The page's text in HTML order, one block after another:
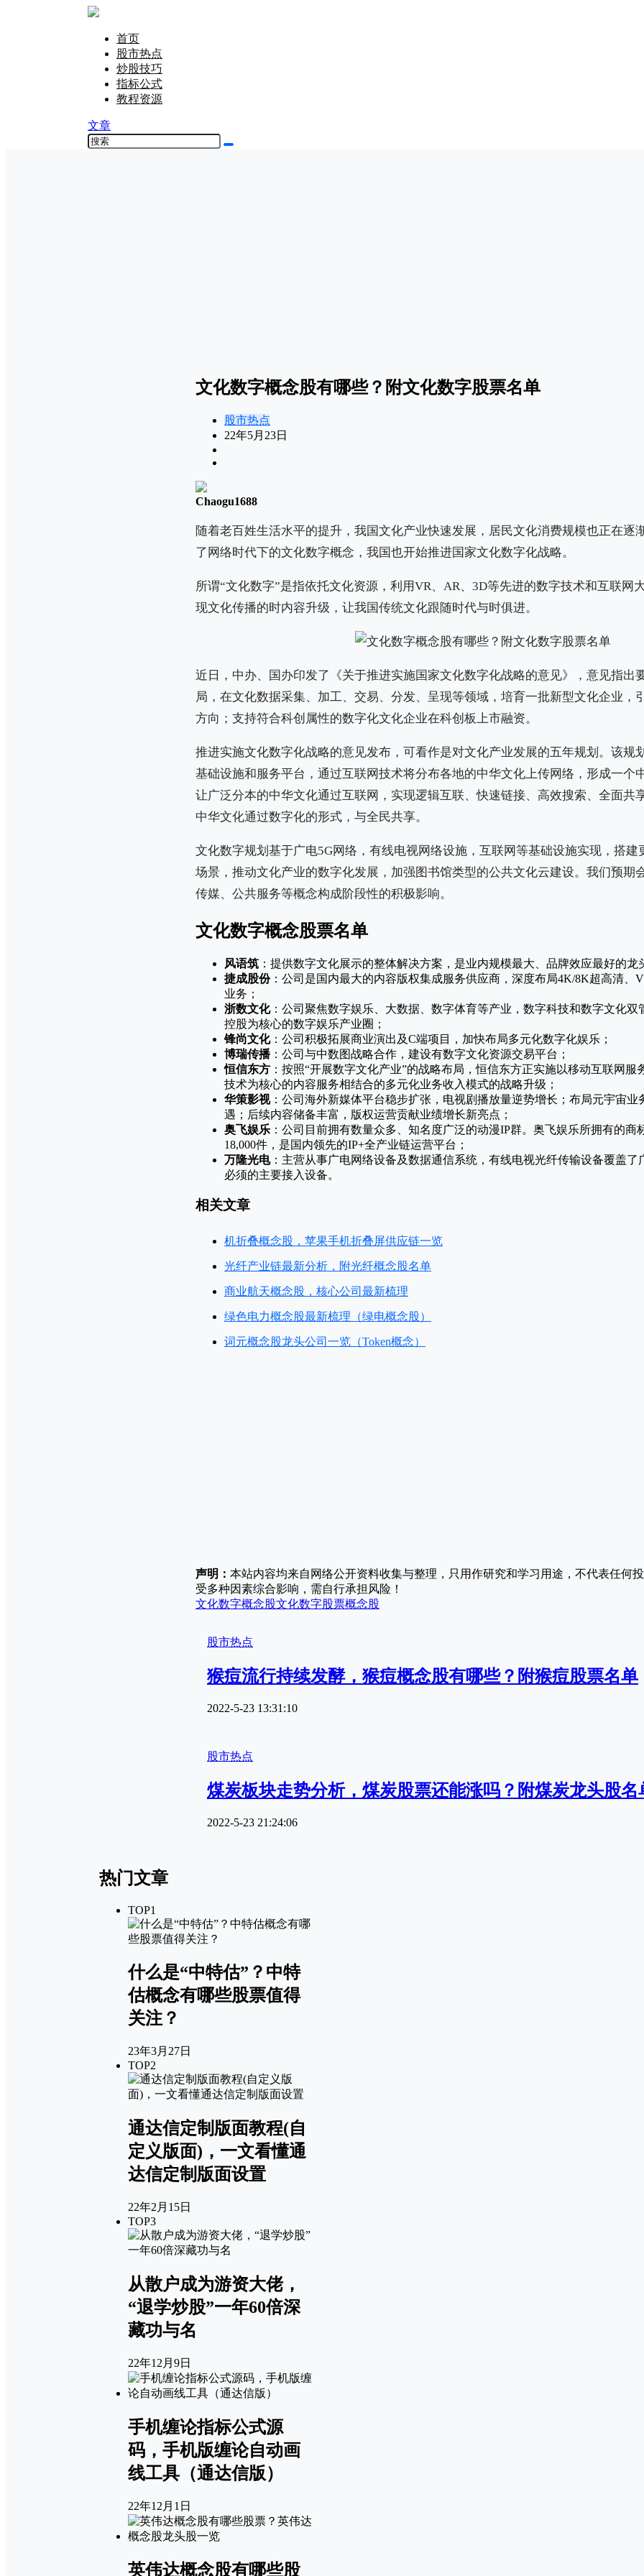
首页
股市热点
炒股技巧
指标公式
教程资源
文章
文化数字概念股有哪些？附文化数字股票名单
股市热点
22年5月23日
Chaogu1688
随着老百姓生活水平的提升，我国文化产业快速发展，居民文化消费规模也正在逐
了网络时代下的文化数字概念，我国也开始推进国家文化数字化战略。
所谓“文化数字”是指依托文化资源，利用VR、AR、3D等先进的数字技术和互联网
现文化传播的时内容升级，让我国传统文化跟随时代与时俱进。
近日，中办、国办印发了《关于推进实施国家文化数字化战略的意见》，意见指出
局，在文化数据采集、加工、交易、分发、呈现等领域，培育一批新型文化企业，
方向；支持符合科创属性的数字化文化企业在科创板上市融资。
推进实施文化数字化战略的意见发布，可看作是对文化产业发展的五年规划。该规
基础设施和服务平台，通过互联网技术将分布各地的中华文化上传网络，形成一个
让广泛分本的中华文化通过互联网，实现逻辑互联、快速链接、高效搜索、全面共
中华文化通过数字化的形式，与全民共享。
文化数字规划基于广电5G网络，有线电视网络设施，互联网等基础设施实现，搭建
场景，推动文化产业的数字化发展，加强图书馆类型的公共文化云建设。我们预期
传媒、公共服务等概念构成阶段性的积极影响。
文化数字概念股票名单
风语筑 ：提供数字文化展示的整体解决方案，是业内规模最大、品牌效应最好的龙
捷成股份：公司是国内最大的内容版权集成服务供应商，深度布局4K/8K超高清、
业务；
浙数文化：公司聚焦数字娱乐、大数据、数字体育等产业，数字科技和数字文化双
控股为核心的数字娱乐产业圈；
锋尚文化：公司积极拓展商业演出及C端项目，加快布局多元化数字化娱乐；
博瑞传播：公司与中数图战略合作，建设有数字文化资源交易平台；
恒信东方 ：按照“开展数字文化产业”的战略布局，恒信东方正实施以移动互联网服
技术为核心的内容服务相结合的多元化业务收入模式的战略升级；
华策影视：公司海外新媒体平台稳步扩张，电视剧播放量逆势增长；布局元宇宙业
遇；后续内容储备丰富，版权运营贡献业绩增长新亮点；
奥飞娱乐 ：公司目前拥有数量众多、知名度广泛的动漫IP群。奥飞娱乐所拥有的商
18,000件，是国内领先的IP+全产业链运营平台；
万隆光电：主营从事广电网络设备及数据通信系统，有线电视光纤传输设备覆盖了
必须的主要接入设备。
相关文章
机折叠概念股，苹果手机折叠屏供应链一览
光纤产业链最新分析，附光纤概念股名单
商业航天概念股，核心公司最新梳理
绿色电力概念股最新梳理（绿电概念股）
词元概念股龙头公司一览（Token概念）
声明： 本站内容均来自网络公开资料收集与整理，只用作研究和学习用途，不代表任何
受多种因素综合影响，需自行承担风险！
文化数字概念股文化数字股票概念股
股市热点
猴痘流行持续发酵，猴痘概念股有哪些？附猴痘股票名单
2022-5-23 13:31:10
股市热点
煤炭板块走势分析，煤炭股票还能涨吗？附煤炭龙头股名
2022-5-23 21:24:06
热门文章
TOP1
什么是“中特估”？中特
估概念有哪些股票值得
关注？
23年3月27日
TOP2
通达信定制版面教程(自
定义版面)，一文看懂通
达信定制版面设置
22年2月15日
TOP3
从散户成为游资大佬，
“退学炒股”一年60倍深
藏功与名
22年12月9日
手机缠论指标公式源
码，手机版缠论自动画
线工具（通达信版）
22年12月1日
英伟达概念股有哪些股